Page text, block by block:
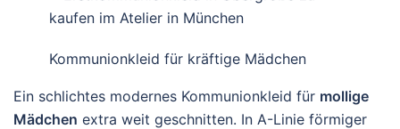
Kommunionkleid für kräftige Mädchen
Ein schlichtes modernes Kommunionkleid für mollige
Mädchen extra weit geschnitten. In A-Linie förmiger